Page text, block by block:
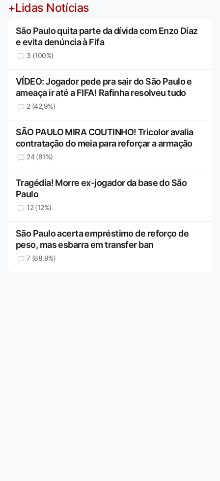
+Lidas Notícias
São Paulo quita parte da dívida com Enzo Díaz
e evita denúncia à Fifa
3 (100%)
VÍDEO: Jogador pede pra sair do São Paulo e
ameaça ir até a FIFA! Rafinha resolveu tudo
2 (42,9%)
SÃO PAULO MIRA COUTINHO! Tricolor avalia
contratação do meia para reforçar a armação
24 (81%)
Tragédia! Morre ex-jogador da base do São
Paulo
12 (12%)
São Paulo acerta empréstimo de reforço de
peso, mas esbarra em transfer ban
7 (88,9%)